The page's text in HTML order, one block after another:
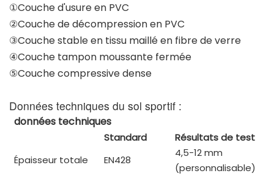
①Couche d'usure en PVC
②Couche de décompression en PVC
③Couche stable en tissu maillé en fibre de verre
④Couche tampon moussante fermée
⑤Couche compressive dense
Données techniques du sol sportif :
données techniques
Standard
Résultats de test
Épaisseur totale
EN428
4,5-12 mm
(personnalisable)